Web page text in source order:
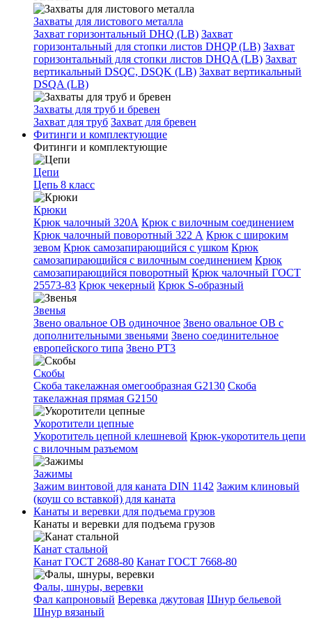
Захваты для листового металла
Захват горизонтальный DHQ (LB) Захват
горизонтальный для стопки листов DHQP (LB) Захват
горизонтальный для стопки листов DHQA (LB) Захват
вертикальный DSQC, DSQK (LB) Захват вертикальный
DSQA (LB)
Захваты для труб и бревен
Захват для труб Захват для бревен
Фитинги и комплектующие
Фитинги и комплектующие
Цепи
Цепь 8 класс
Крюки
Крюк чалочный 320А Крюк с вилочным соединением
Крюк чалочный поворотный 322 А Крюк с широким
зевом Крюк самозапирающийся с ушком Крюк
самозапирающийся с вилочным соединением Крюк
самозапирающийся поворотный Крюк чалочный ГОСТ
25573-83 Крюк чекерный Крюк S-образный
Звенья
Звено овальное OB одиночное Звено овальное ОВ с
дополнительными звеньями Звено соединительное
европейского типа Звено РТ3
Скобы
Скоба такелажная омегообразная G2130 Скоба
такелажная прямая G2150
Укоротители цепные
Укоротитель цепной клешневой Крюк-укоротитель цепи
с вилочным разъемом
Зажимы
Зажим винтовой для каната DIN 1142 Зажим клиновый
(коуш со вставкой) для каната
Канаты и веревки для подъема грузов
Канаты и веревки для подъема грузов
Канат стальной
Канат ГОСТ 2688-80 Канат ГОСТ 7668-80
Фалы, шнуры, веревки
Фал капроновый Веревка джутовая Шнур бельевой
Шнур вязаный